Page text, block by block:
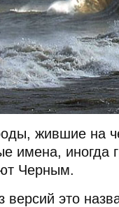
жившие на
имена, иногда
Черным.
версий это